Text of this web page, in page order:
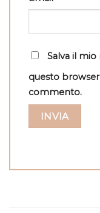
Salva il
questo
commento.